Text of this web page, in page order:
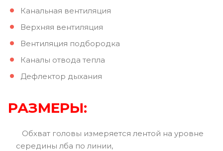
Канальная вентиляция
Верхняя вентиляция
Вентиляция подбородка
Каналы отвода тепла
Дефлектор дыхания
РАЗМЕРЫ:
Обхват головы измеряется лентой на уровне
середины лба по линии,